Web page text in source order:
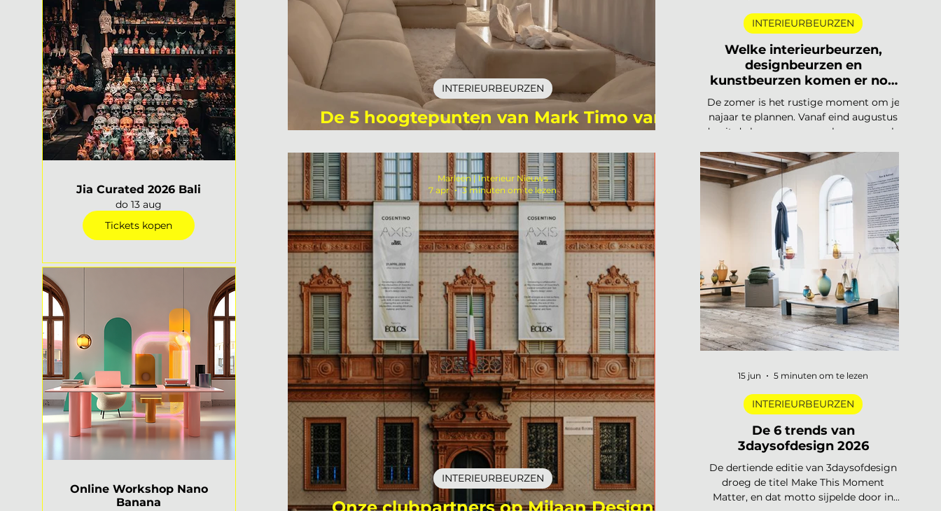
Jia Curated 2026 Bali
do 13 aug
Tickets kopen
Online Workshop Nano
Banana
De 5 hoogtepunten van Mark Timo van
INTERIEURBEURZEN
INTERIEURBEURZEN
Marleen | Interieur Nieuws
7 apr
3 minuten om te lezen
Welke interieurbeurzen,
designbeurzen en
kunstbeurzen komen er nog
aan in 2026?
De zomer is het rustige moment om je
najaar te plannen. Vanaf eind augustus
draait de beurzencarrousel weer op volle
Belgische agenda die piekt in
september en november, en een
internationale kalender die loopt van
Helsinki tot Miami. Hieronder vind je alle
relevante interieurbeurzen,
designbeurzen en kunstbeurzen van
augustus tot en met december 2026, op
datum gezet. Handig om vast in je
agenda te blokken. Welke
interieurbeurzen, designbeurzen
INTERIEURBEURZEN
De 6 trends van
3daysofdesign 2026
De dertiende editie van 3daysofdesign
droeg de titel Make This Moment
Matter, en dat motto sijpelde door in
INTERIEURBEURZEN
15 jun 5 minuten om te lezen